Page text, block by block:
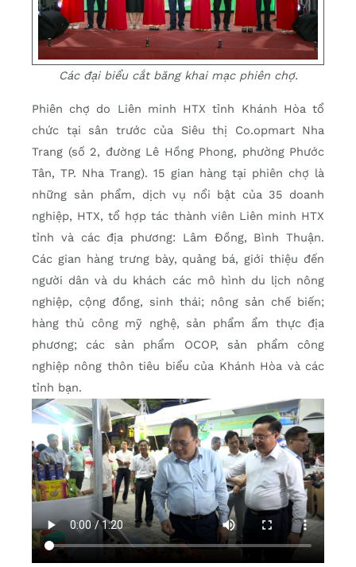
Các đại biểu cắt băng khai mạc phiên chợ.
Phiên chợ do Liên minh HTX tỉnh Khánh Hòa tổ
chức tại sân trước của Siêu thị Co.opmart Nha
Trang (số 2, đường Lê Hồng Phong, phường Phước
Tân, TP. Nha Trang). 15 gian hàng tại phiên chợ là
những sản phẩm, dịch vụ nổi bật của 35 doanh
nghiệp, HTX, tổ hợp tác thành viên Liên minh HTX
tỉnh và các địa phương: Lâm Đồng, Bình Thuận.
Các gian hàng trưng bày, quảng bá, giới thiệu đến
người dân và du khách các mô hình du lịch nông
nghiệp, cộng đồng, sinh thái; nông sản chế biến;
hàng thủ công mỹ nghệ, sản phẩm ẩm thực địa
phương; các sản phẩm OCOP, sản phẩm công
nghiệp nông thôn tiêu biểu của Khánh Hòa và các
tỉnh bạn.